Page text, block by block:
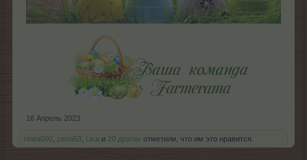
16 Апрель 2023
тёма000 zena53 Lica и 20 других отметили, что им это нравится.